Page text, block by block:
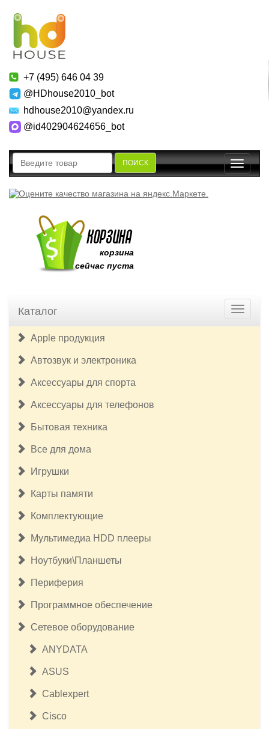
+7 (495) 646 04 39
@HDhouse2010_bot
hdhouse2010@yandex.ru
@id402904624656_bot
ПОИСК
Toggle
корзина
сейчас пуста
Каталог
Apple продукция
Автозвук и электроника
Аксессуары для спорта
Аксессуары для телефонов
Бытовая техника
Все для дома
Игрушки
Карты памяти
Комплектующие
Мультимедиа HDD плееры
Ноутбуки\Планшеты
Периферия
Программное обеспечение
Сетевое оборудование
ANYDATA
ASUS
Cablexpert
Cisco